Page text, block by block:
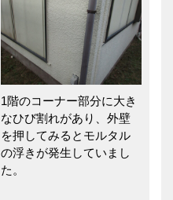
1階のコーナー部分に大き
なひび割れがあり、外壁
を押してみるとモルタル
の浮きが発生していまし
た。